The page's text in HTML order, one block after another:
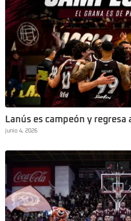
Lanús es campeón y
junio 4, 2026